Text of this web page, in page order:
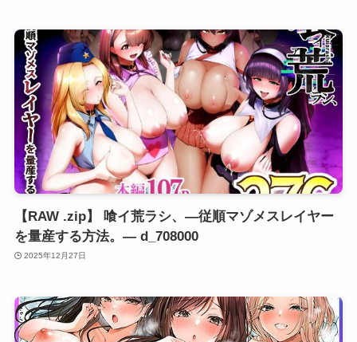
【RAW .zip】 喰イ荒ラシ、―従順マゾメスレイヤー
を量産する方法。― d_708000
2025年12月27日